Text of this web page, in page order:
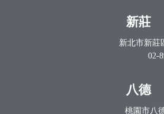
新莊
新北市新莊
02-
八德
桃園市八